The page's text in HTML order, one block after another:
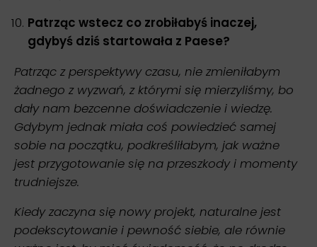
Patrząc wstecz co zrobiłabyś inaczej,
gdybyś dziś startowała z Paese?
Patrząc z perspektywy czasu, nie zmieniłabym
żadnego z wyzwań, z którymi się mierzyliśmy, bo
dały nam bezcenne doświadczenie i wiedzę.
Gdybym jednak miała coś powiedzieć samej
sobie na początku, podkreśliłabym, jak ważne
jest przygotowanie się na przeszkody i momenty
trudniejsze.
Kiedy zaczyna się nowy projekt, naturalne jest
podekscytowanie i pewność siebie, ale równie